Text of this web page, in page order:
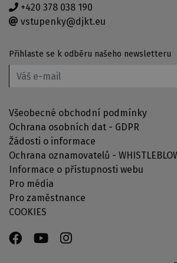
+420 378 038 190
vstupenky@djkt.eu
Přihlaste se k odběru našeho newsletteru
Všeobecné obchodní podmínky
Ochrana osobních dat - GDPR
Žádosti o informace
Ochrana oznamovatelů -
Informace o přístupnosti webu
Pro média
Pro zaměstnance
COOKIES